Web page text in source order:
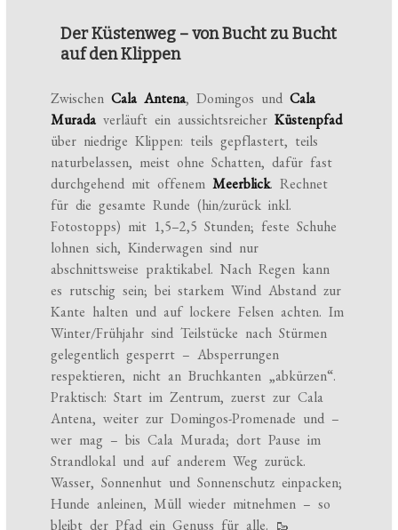
Der Küstenweg – von Bucht zu Bucht
auf den Klippen
ZwischenCala Antena, Domingos undCala
Muradaverläuft ein aussichtsreicherKüstenpfad
über niedrige Klippen: teils gepflastert, teils
naturbelassen, meist ohne Schatten, dafür fast
durchgehend mit offenemMeerblick. Rechnet
für die gesamte Runde (hin/zurück inkl.
Fotostopps) mit 1,5–2,5 Stunden; feste Schuhe
lohnen sich, Kinderwagen sind nur
abschnittsweise praktikabel. Nach Regen kann
es rutschig sein; bei starkem Wind Abstand zur
Kante halten und auf lockere Felsen achten. Im
Winter/Frühjahr sind Teilstücke nach Stürmen
gelegentlich gesperrt – Absperrungen
respektieren, nicht an Bruchkanten „abkürzen“.
Praktisch: Start im Zentrum, zuerst zur Cala
Antena, weiter zur Domingos-Promenade und –
wer mag – bis Cala Murada; dort Pause im
Strandlokal und auf anderem Weg zurück.
Wasser, Sonnenhut und Sonnenschutz einpacken;
Hunde anleinen, Müll wieder mitnehmen – so
bleibt der Pfad ein Genuss für alle. 🥾